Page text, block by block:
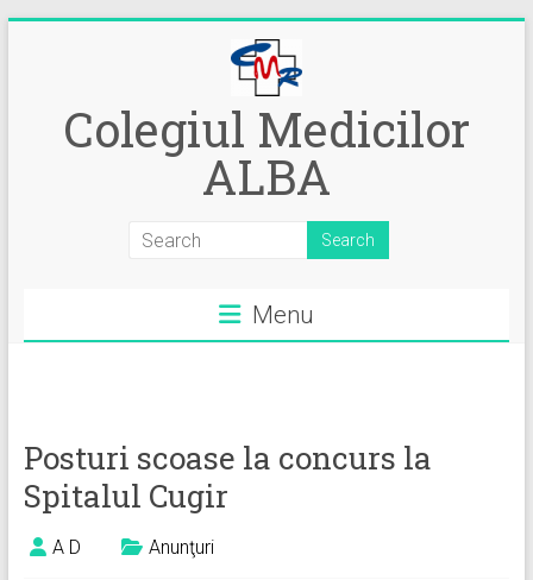
Colegiul Medicilor
ALBA
Menu
Posturi scoase la concurs la
Spitalul Cugir
A D Anunţuri